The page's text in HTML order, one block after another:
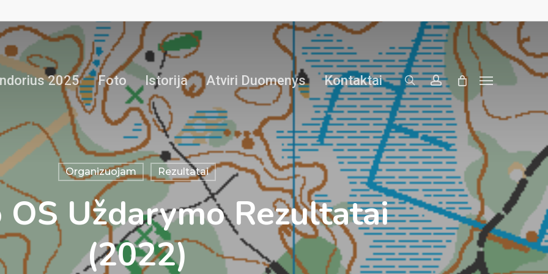
2025 Foto Istorija Atviri Duomenys Kontaktai searchaccountMenu
Organizuojam Rezultatai
Uždarymo Rezultatai
(2022)